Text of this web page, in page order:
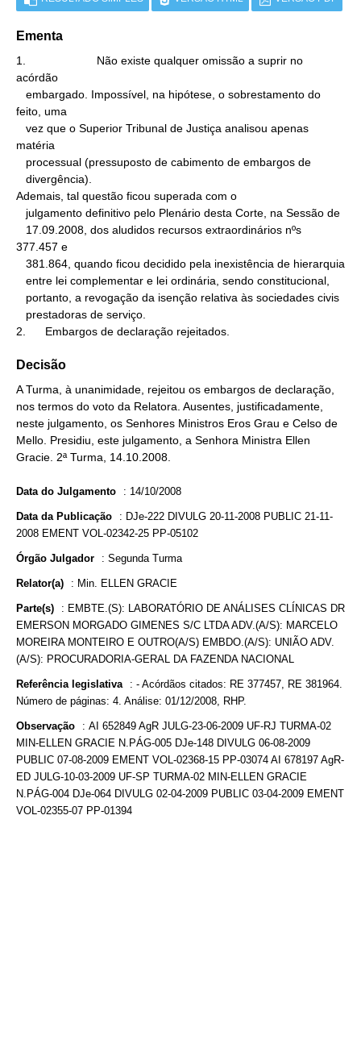
Ementa
1.                      Não existe qualquer omissão a suprir no
acórdão
feito, uma
matéria
Ademais, tal questão ficou superada com o
377.457 e
2.      Embargos de declaração rejeitados.
Decisão
A Turma, à unanimidade, rejeitou os embargos de declaração,
nos termos do voto da Relatora. Ausentes, justificadamente,
neste julgamento, os Senhores Ministros Eros Grau e Celso de
Mello. Presidiu, este julgamento, a Senhora Ministra Ellen
Gracie. 2ª Turma, 14.10.2008.
Data do Julgamento : 14/10/2008
Data da Publicação : DJe-222 DIVULG 20-11-2008 PUBLIC 21-11-
2008 EMENT VOL-02342-25 PP-05102
Órgão Julgador : Segunda Turma
Relator(a) : Min. ELLEN GRACIE
Parte(s) : EMBTE.(S): LABORATÓRIO DE ANÁLISES CLÍNICAS DR
EMERSON MORGADO GIMENES S/C LTDA ADV.(A/S): MARCELO
MOREIRA MONTEIRO E OUTRO(A/S) EMBDO.(A/S): UNIÃO ADV.
(A/S): PROCURADORIA-GERAL DA FAZENDA NACIONAL
Referência legislativa : - Acórdãos citados: RE 377457, RE 381964.
Número de páginas: 4. Análise: 01/12/2008, RHP.
Observação : AI 652849 AgR JULG-23-06-2009 UF-RJ TURMA-02
MIN-ELLEN GRACIE N.PÁG-005 DJe-148 DIVULG 06-08-2009
PUBLIC 07-08-2009 EMENT VOL-02368-15 PP-03074 AI 678197 AgR-
ED JULG-10-03-2009 UF-SP TURMA-02 MIN-ELLEN GRACIE
N.PÁG-004 DJe-064 DIVULG 02-04-2009 PUBLIC 03-04-2009 EMENT
VOL-02355-07 PP-01394